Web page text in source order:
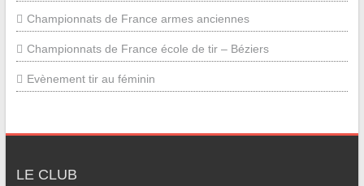
Championnats de France armes anciennes
Championnats de France école de tir – Béziers
Evènement tir au féminin
LE CLUB